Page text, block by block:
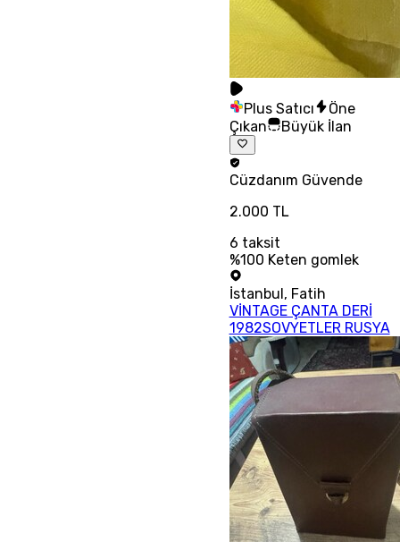
Plus Satıcı
Öne
Çıkan
Büyük İlan
Cüzdanım Güvende
2.000 TL
6 taksit
%100 Keten gomlek
İstanbul , Fatih
VİNTAGE ÇANTA DERİ
1982SOVYETLER RUSYA